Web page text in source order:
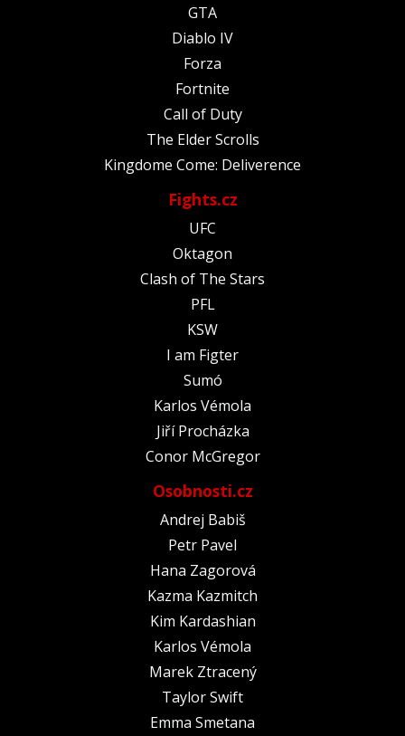
GTA
Diablo IV
Forza
Fortnite
Call of Duty
The Elder Scrolls
Kingdome Come: Deliverence
Fights.cz
UFC
Oktagon
Clash of The Stars
PFL
KSW
I am Figter
Sumó
Karlos Vémola
Jiří Procházka
Conor McGregor
Osobnosti.cz
Andrej Babiš
Petr Pavel
Hana Zagorová
Kazma Kazmitch
Kim Kardashian
Karlos Vémola
Marek Ztracený
Taylor Swift
Emma Smetana